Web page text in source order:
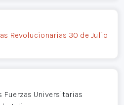
Revolucionarias 30 de Julio
Fuerzas Universitarias